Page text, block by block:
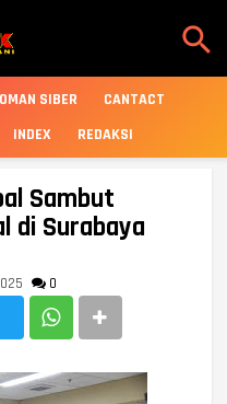

SIBER
CANTACT
INDEX REDAKSI
Sambut
di Surabaya
0